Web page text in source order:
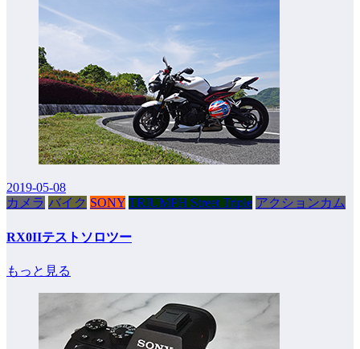
2019-05-08
カメラ バイク SONY TRIUMPH Street Triple アクションカム
RX0IIテストソロツー
もっと見る